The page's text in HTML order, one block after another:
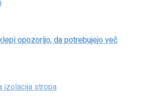
opozorijo, da potrebujejo več